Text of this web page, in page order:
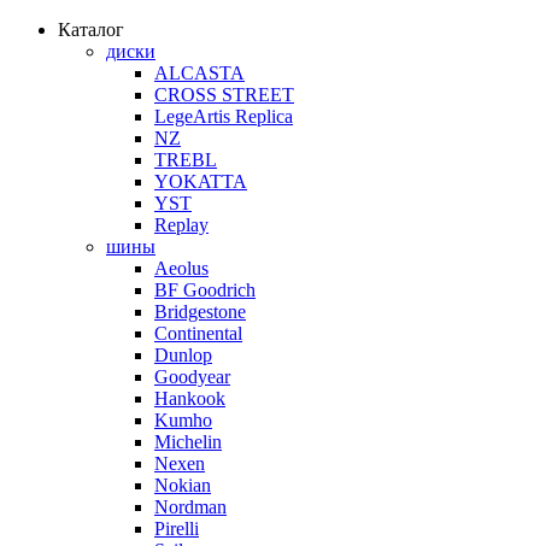
Каталог
диски
ALCASTA
CROSS STREET
LegeArtis Replica
NZ
TREBL
YOKATTA
YST
Replay
шины
Aeolus
BF Goodrich
Bridgestone
Continental
Dunlop
Goodyear
Hankook
Kumho
Michelin
Nexen
Nokian
Nordman
Pirelli